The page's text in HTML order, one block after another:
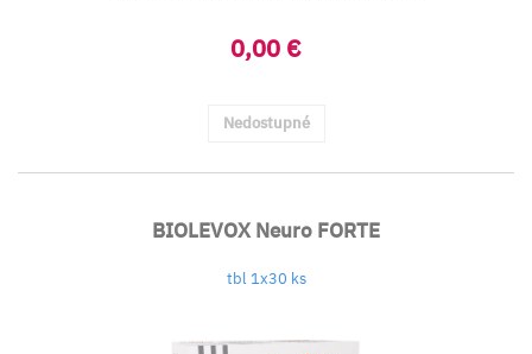
0,00 €
Nedostupné
BIOLEVOX Neuro FORTE
tbl 1x30 ks